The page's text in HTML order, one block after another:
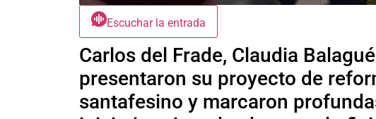
Escuchar la entrada
Carlos del Frade, Claudia
presentaron su proyecto de
santafesino y marcaron